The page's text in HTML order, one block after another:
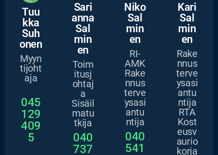
Tuu
kka
Suh
onen
Myyn
tijoht
aja
045
129
409
5
Sari
anna
Sal
min
en
Toim
itusj
ohtaj
a
Sisäil
matu
tkija
040
737
Niko
Sal
min
en
RI-
AMK
Rake
nnus
terve
ysasi
antu
ntija
040
541
Kari
Sal
min
en
Rake
nnus
terve
ysasi
antu
ntija
RTA
Kost
eusv
aurio
korja